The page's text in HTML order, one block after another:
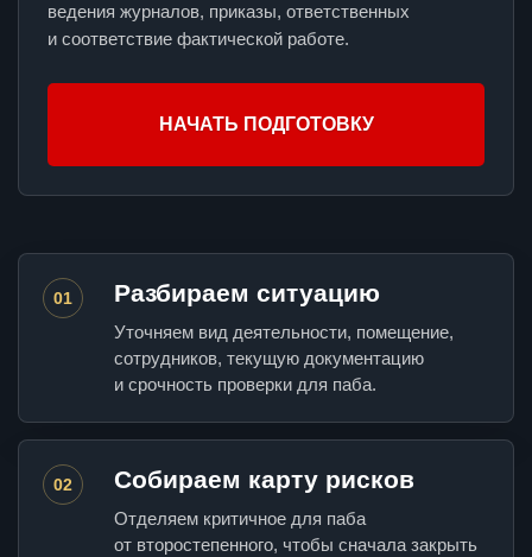
ведения журналов, приказы, ответственных
и соответствие фактической работе.
НАЧАТЬ ПОДГОТОВКУ
01 Разбираем ситуацию
Уточняем вид деятельности, помещение,
сотрудников, текущую документацию
и срочность проверки для паба.
02 Собираем карту рисков
Отделяем критичное для паба
от второстепенного, чтобы сначала закрыть